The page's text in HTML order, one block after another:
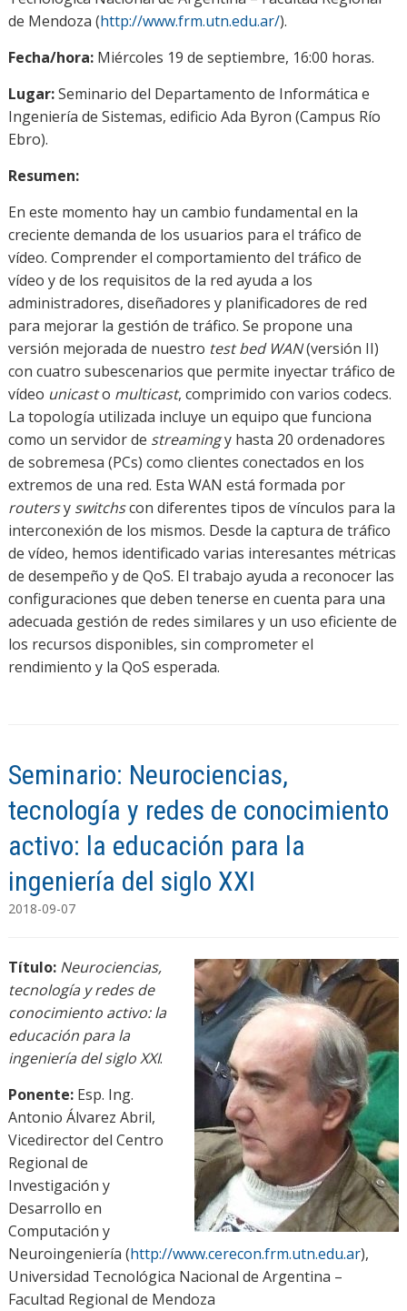
de Mendoza (http://www.frm.utn.edu.ar/).
Fecha/hora:Miércoles 19 de septiembre, 16:00 horas.
Lugar:Seminario del Departamento de Informática e
Ingeniería de Sistemas, edificio Ada Byron (Campus Río
Ebro).
Resumen:
En este momento hay un cambio fundamental en la
creciente demanda de los usuarios para el tráfico de
vídeo. Comprender el comportamiento del tráfico de
vídeo y de los requisitos de la red ayuda a los
administradores, diseñadores y planificadores de red
para mejorar la gestión de tráfico. Se propone una
versión mejorada de nuestro test bed WAN(versión II)
con cuatro subescenarios que permite inyectar tráfico de
vídeo unicasto multicast, comprimido con varios codecs.
La topología utilizada incluye un equipo que funciona
como un servidor de streamingy hasta 20 ordenadores
de sobremesa (PCs) como clientes conectados en los
extremos de una red. Esta WAN está formada por
routersy switchscon diferentes tipos de vínculos para la
interconexión de los mismos. Desde la captura de tráfico
de vídeo, hemos identificado varias interesantes métricas
de desempeño y de QoS. El trabajo ayuda a reconocer las
configuraciones que deben tenerse en cuenta para una
adecuada gestión de redes similares y un uso eficiente de
los recursos disponibles, sin comprometer el
rendimiento y la QoS esperada.
Seminario: Neurociencias,
tecnología y redes de conocimiento
activo: la educación para la
ingeniería del siglo XXI
2018-09-07
Título: Neurociencias,
tecnología y redes de
conocimiento activo: la
educación para la
ingeniería del siglo XXI.
Ponente:Esp. Ing.
Antonio Álvarez Abril,
Vicedirector del Centro
Regional de
Investigación y
Desarrollo en
Computación y
Neuroingeniería (http://www.cerecon.frm.utn.edu.ar),
Universidad Tecnológica Nacional de Argentina –
Facultad Regional de Mendoza